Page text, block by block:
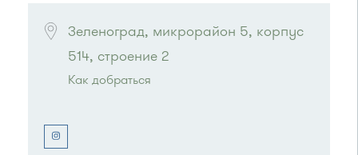
Зеленоград, микрорайон 5, корпус
514, строение 2
Как добраться